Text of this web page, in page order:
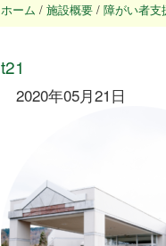
ホーム / 施設概要 / 障がい者支
t21
2020年05月21日